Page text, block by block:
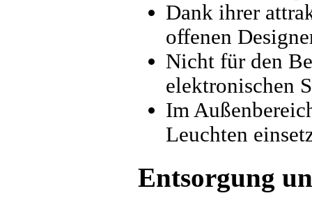
Dank ihrer
offenen
Nicht für den
elektronischen
Im
Leuchten
Entsorgung